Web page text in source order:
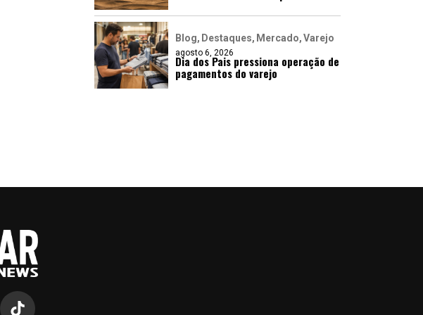
Blog Destaques Mercado Varejo
agosto 6, 2026
Dia dos Pais pressiona operação de
pagamentos do varejo